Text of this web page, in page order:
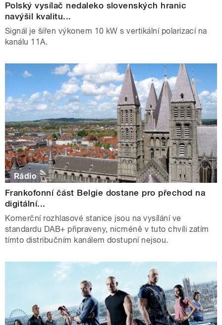
Polský vysílač nedaleko slovenských hranic
navýšil kvalitu...
Signál je šířen výkonem 10 kW s vertikální polarizací na
kanálu 11A.
Rádio
Frankofonní část Belgie dostane pro přechod na
digitální...
Komerční rozhlasové stanice jsou na vysílání ve
standardu DAB+ připraveny, nicméně v tuto chvíli zatím
tímto distribučním kanálem dostupní nejsou.